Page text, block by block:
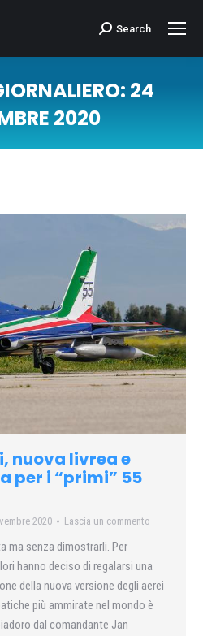
Cerca:Search
24
2020
nuova livrea e
per i “primi” 55
2020 Lascia un commento
ma senza dimostrarli. Per
hanno deciso di regalarsi una
della nuova versione degli aerei
più ammirate nel mondo è
dal comandante Jan